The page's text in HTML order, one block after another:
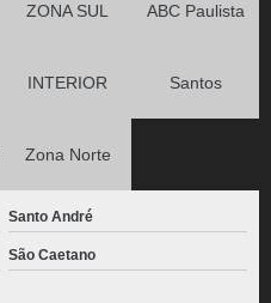
ZONA SUL ABC Paulista
INTERIOR Santos
Zona Norte
Santo André
São Caetano